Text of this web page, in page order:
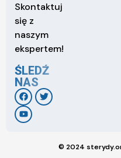
Skontaktuj
się z
naszym
ekspertem!
ŚLEDŹ
NAS
© 2024